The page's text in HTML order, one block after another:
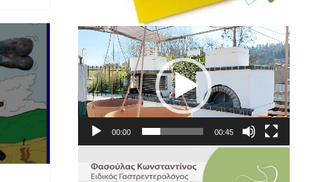
Πρόγραμμα
Αναπαραγωγής
Βίντεο
00:00 00:45